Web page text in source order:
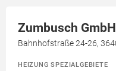
Zumbusch
Bahnhofstraße 24-26,
HEIZUNG SPEZIALGEBIETE